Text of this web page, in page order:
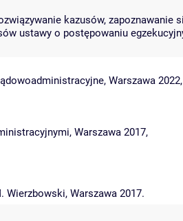
kazusów, zapoznawanie
ustawy o postępowaniu
Warszawa 2022,
Warszawa 2017,
Warszawa 2017.